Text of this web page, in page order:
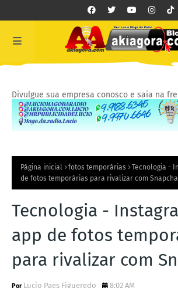
Divulgue sua empresa conosco e saia na
Página inicial fotos temporárias
Tecnologia -
de fotos temporárias para rivalizar com
Tecnologia -
app de fotos
para rivalizar com
Lucio Paes Figueredo 8:02 AM